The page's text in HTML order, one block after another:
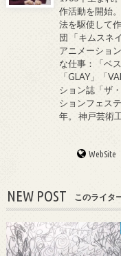
作活動を開始
法を駆使して
団 「キムスネ
アニメーショ
な仕事：「ベ
「GLAY」「
ション誌「ザ
ションフェス
年。 神戸芸術
WebSite
NEW POST このライタ